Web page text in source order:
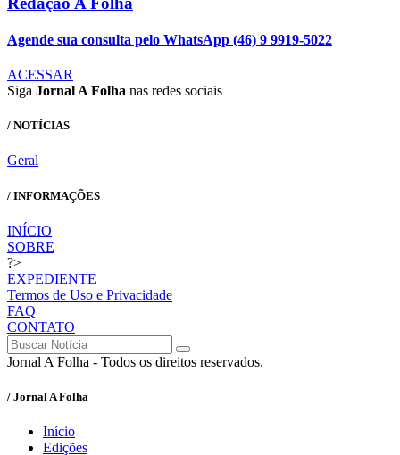
Agende sua consulta pelo WhatsApp (46) 9 9919-5022
ACESSAR
Siga Jornal A Folha nas redes sociais
/ NOTÍCIAS
Geral
/ INFORMAÇÕES
INÍCIO
SOBRE
?>
EXPEDIENTE
Termos de Uso e Privacidade
FAQ
CONTATO
Jornal A Folha - Todos os direitos reservados.
/ Jornal A Folha
Início
Edições